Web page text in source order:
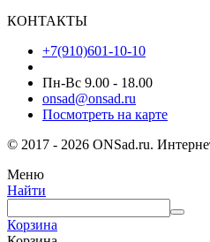
КОНТАКТЫ
+7(910)601-10-10
Пн-Вс 9.00 - 18.00
onsad@onsad.ru
Посмотреть на карте
© 2017 - 2026 ONSad.ru.
Меню
Найти
Корзина